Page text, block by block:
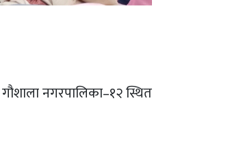
नगरपालिका–१२ स्थित